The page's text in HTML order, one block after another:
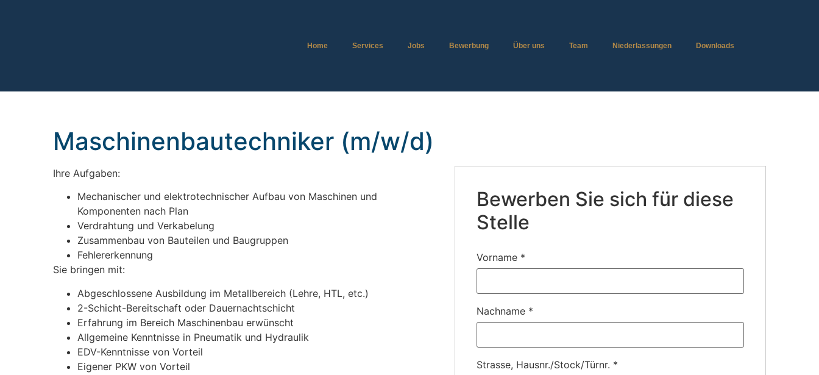
Home Services Jobs Bewerbung Über uns Team Niederlassungen Downloads
Maschinenbautechniker (m/w/d)
Ihre Aufgaben:
Mechanischer und elektrotechnischer Aufbau von Maschinen und
Komponenten nach Plan
Verdrahtung und Verkabelung
Zusammenbau von Bauteilen und Baugruppen
Fehlererkennung
Sie bringen mit:
Abgeschlossene Ausbildung im Metallbereich (Lehre, HTL, etc.)
2-Schicht-Bereitschaft oder Dauernachtschicht
Erfahrung im Bereich Maschinenbau erwünscht
Allgemeine Kenntnisse in Pneumatik und Hydraulik
EDV-Kenntnisse von Vorteil
Eigener PKW von Vorteil
Bewerben Sie sich für diese
Stelle
Vorname *
Nachname *
Strasse, Hausnr./Stock/Türnr. *